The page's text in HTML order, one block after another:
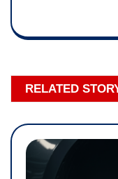
RELATED